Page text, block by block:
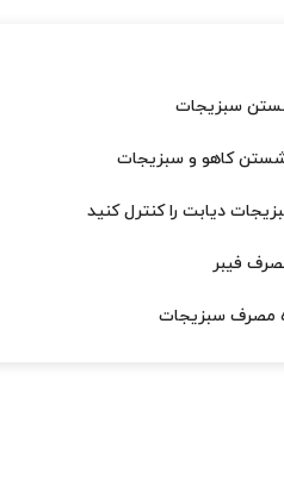
سبزیجات
شستن کاهو و سبزیجات
دیابت را کنترل کنید
فیبر